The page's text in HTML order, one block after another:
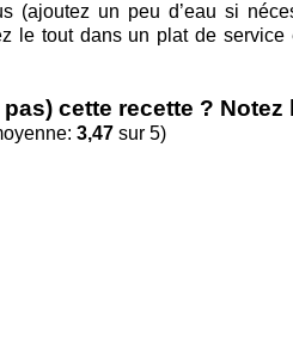
(ajoutez un peu d’eau si
le tout dans un plat de service
cette recette ? Notez
3,47 sur 5)